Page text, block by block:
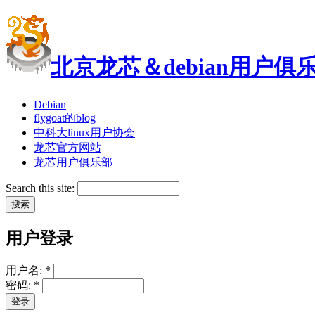
北京龙芯＆debian用户俱
Debian
flygoat的blog
中科大linux用户协会
龙芯官方网站
龙芯用户俱乐部
Search this site:
用户登录
用户名: *
密码: *